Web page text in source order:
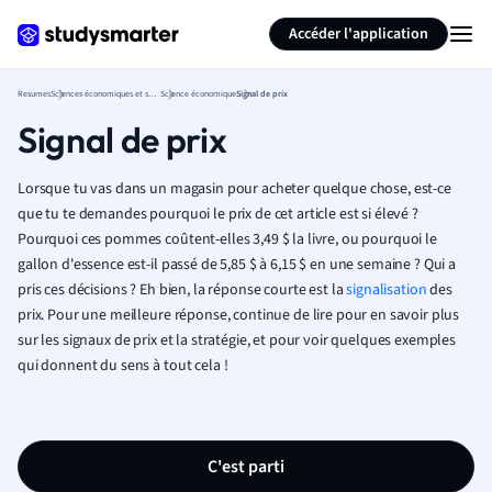
Accéder l'application
Resumes Sciences économiques et sociales Science économiqueSignal de prix
Signal de prix
Lorsque tu vas dans un magasin pour acheter quelque chose, est-ce
que tu te demandes pourquoi le prix de cet article est si élevé ?
Pourquoi ces pommes coûtent-elles 3,49 $ la livre, ou pourquoi le
gallon d'essence est-il passé de 5,85 $ à 6,15 $ en une semaine ? Qui a
pris ces décisions ? Eh bien, la réponse courte est lasignalisationdes
prix. Pour une meilleure réponse, continue de lire pour en savoir plus
sur les signaux de prix et la stratégie, et pour voir quelques exemples
qui donnent du sens à tout cela !
C'est parti
Résumer la page